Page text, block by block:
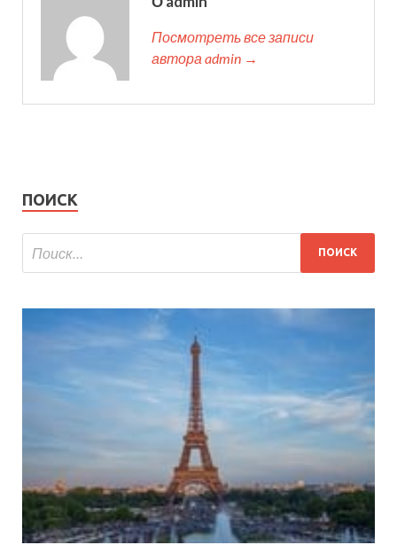
Посмотреть все записи
автора admin →
ПОИСК